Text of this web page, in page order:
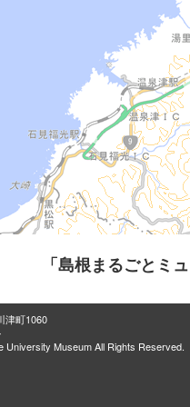
「島根まるごとミ
津町1060
University Museum All Rights Reserved.